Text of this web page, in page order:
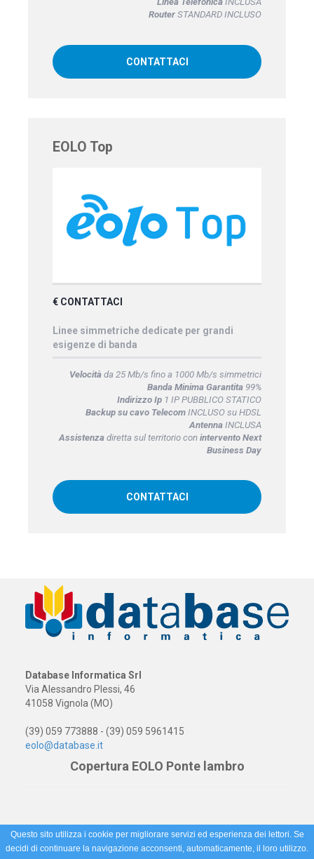
RouterSTANDARD INCLUSO
CONTATTACI
EOLO Top
€ CONTATTACI
Linee simmetriche dedicate per grandi
esigenze di banda
Velocitàda 25 Mb/s fino a 1000 Mb/s simmetrici
Banda Minima Garantita99%
Indirizzo Ip1 IP PUBBLICO STATICO
Backup su cavo TelecomINCLUSO su HDSL
AntennaINCLUSA
Assistenza diretta sul territorio con intervento Next
Business Day
CONTATTACI
Database Informatica Srl
Via Alessandro Plessi, 46
41058 Vignola (MO)
(39) 059 773888 - (39) 059 5961415
eolo@database.it
Copertura EOLO Ponte lambro
Questo sito utilizza i cookie per migliorare servizi ed esperienza dei lettori. Se
decidi di continuare la navigazione acconsenti, automaticamente, il loro utilizzo.